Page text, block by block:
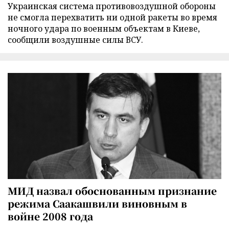
Украинская система противовоздушной обороны
не смогла перехватить ни одной ракеты во время
ночного удара по военным объектам в Киеве,
сообщили воздушные силы ВСУ.
МИД назвал обоснованным признание
режима Саакашвили виновным в
войне 2008 года